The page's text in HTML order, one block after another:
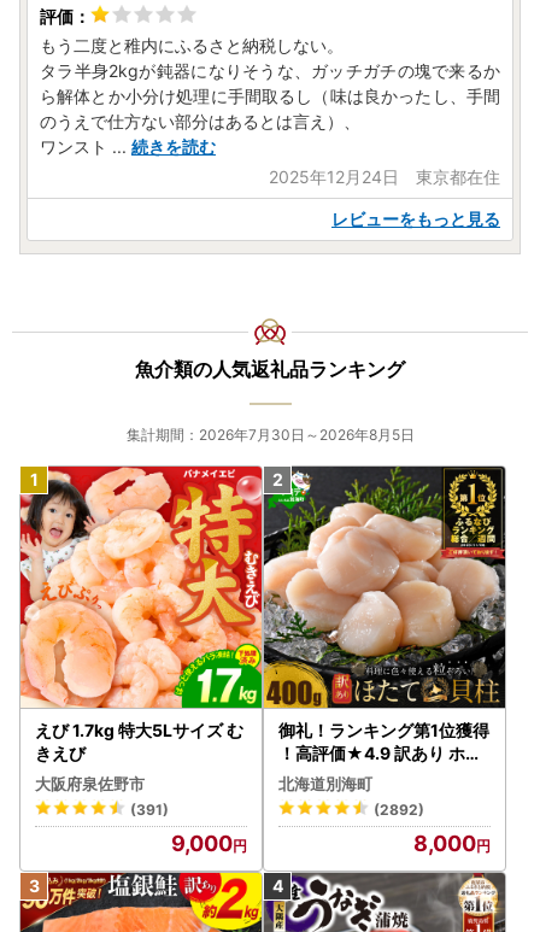
もう二度と稚内にふるさと納税しない。
タラ半身2kgが鈍器になりそうな、ガッチガチの塊で来るか
ら解体とか小分け処理に手間取るし（味は良かったし、手間
のうえで仕方ない部分はあるとは言え）、
ワンスト ... 続きを読む
2025年12月24日 東京都在住
レビューをもっと見る
魚介類の人気返礼品ランキング
集計期間：2026年7月30日～2026年8月5日
えび 1.7kg 特大5Lサイズ む
きえび
大阪府泉佐野市
(391)
9,000
御礼！ランキング第1位獲得
！高評価★4.9 訳あり ホタ
テ 400g（ほたて 帆立 貝柱
冷凍 ）
北海道別海町
(2892)
8,000